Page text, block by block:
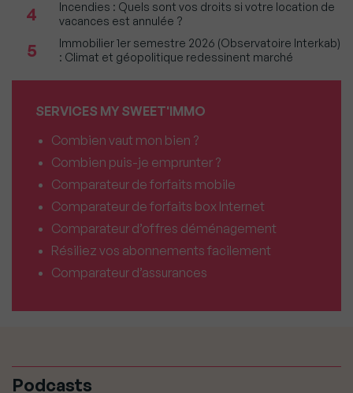
4
Incendies : Quels sont vos droits si votre location de
vacances est annulée ?
5
Immobilier 1er semestre 2026 (Observatoire Interkab)
: Climat et géopolitique redessinent marché
SERVICES MY SWEET'IMMO
Combien vaut mon bien ?
Combien puis-je emprunter ?
Comparateur de forfaits mobile
Comparateur de forfaits box Internet
Comparateur d’offres déménagement
Résiliez vos abonnements facilement
Comparateur d’assurances
Podcasts